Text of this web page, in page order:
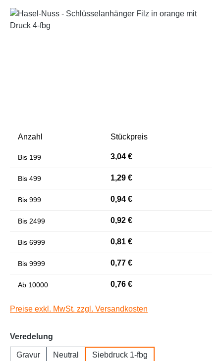
Bildergalerie überspringen
Anzahl Stückpreis
Bis 199 3,04 €
Bis 499 1,29 €
Bis 999 0,94 €
Bis 2499 0,92 €
Bis 6999 0,81 €
Bis 9999 0,77 €
Ab 10000 0,76 €
Preise exkl. MwSt. zzgl. Versandkosten
Veredelung
Gravur Neutral
Siebdruck 1-fbg
Text vergrößern Hochkontrastmodus